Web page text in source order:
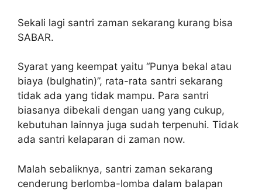
Sekali lagi santri zaman sekarang kurang bisa
SABAR.
Syarat yang keempat yaitu “Punya bekal atau
biaya (bulghatin)”, rata-rata santri sekarang
tidak ada yang tidak mampu. Para santri
biasanya dibekali dengan uang yang cukup,
kebutuhan lainnya juga sudah terpenuhi. Tidak
ada santri kelaparan di zaman now.
Malah sebaliknya, santri zaman sekarang
cenderung berlomba-lomba dalam balapan